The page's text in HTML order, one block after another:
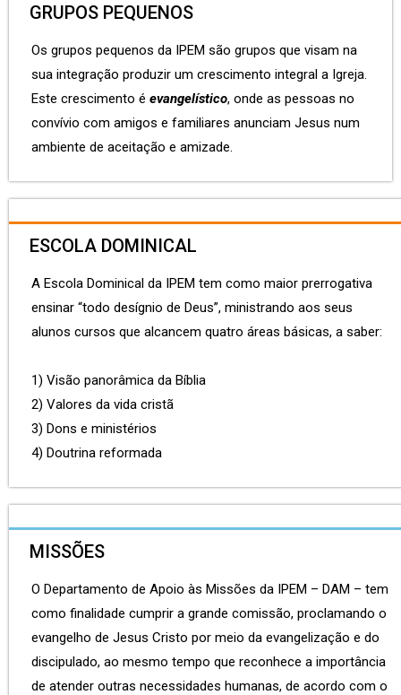
GRUPOS PEQUENOS
Os grupos pequenos da IPEM são grupos que visam na
sua integração produzir um crescimento integral a Igreja.
Este crescimento é evangelístico, onde as pessoas no
convívio com amigos e familiares anunciam Jesus num
ambiente de aceitação e amizade.
ESCOLA DOMINICAL
A Escola Dominical da IPEM tem como maior prerrogativa
ensinar “todo desígnio de Deus”, ministrando aos seus
alunos cursos que alcancem quatro áreas básicas, a saber:
1) Visão panorâmica da Bíblia
2) Valores da vida cristã
3) Dons e ministérios
4) Doutrina reformada
MISSÕES
O Departamento de Apoio às Missões da IPEM – DAM – tem
como finalidade cumprir a grande comissão, proclamando o
evangelho de Jesus Cristo por meio da evangelização e do
discipulado, ao mesmo tempo que reconhece a importância
de atender outras necessidades humanas, de acordo com o